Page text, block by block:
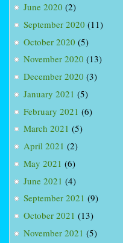
June 2020 (2)
September 2020 (11)
October 2020 (5)
November 2020 (13)
December 2020 (3)
January 2021 (5)
February 2021 (6)
March 2021 (5)
April 2021 (2)
May 2021 (6)
June 2021 (4)
September 2021 (9)
October 2021 (13)
November 2021 (5)